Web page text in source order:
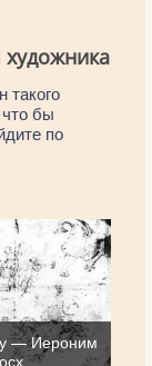
такого
бы
по
— Иероним